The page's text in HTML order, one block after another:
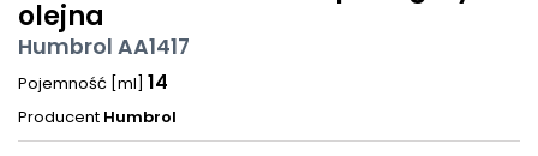
olejna
Humbrol AA1417
Pojemność [ml] 14
Producent Humbrol